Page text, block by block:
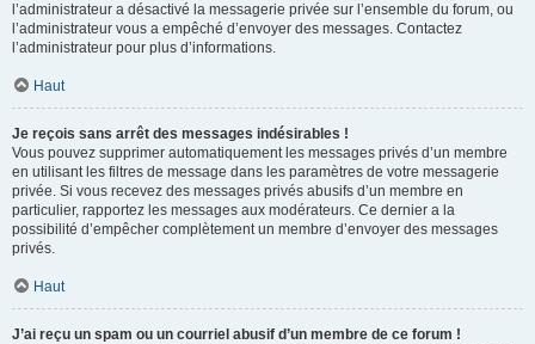
l’administrateur a désactivé la messagerie privée sur l’ensemble du forum, ou
l’administrateur vous a empêché d’envoyer des messages. Contactez
l’administrateur pour plus d’informations.
Haut
Je reçois sans arrêt des messages indésirables !
Vous pouvez supprimer automatiquement les messages privés d’un membre
en utilisant les filtres de message dans les paramètres de votre messagerie
privée. Si vous recevez des messages privés abusifs d’un membre en
particulier, rapportez les messages aux modérateurs. Ce dernier a la
possibilité d’empêcher complètement un membre d’envoyer des messages
privés.
Haut
J’ai reçu un spam ou un courriel abusif d’un membre de ce forum !